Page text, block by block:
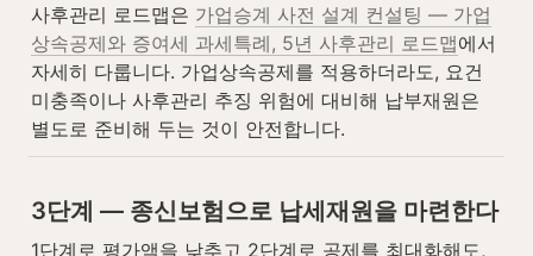
사후관리 로드맵은 가업승계 사전 설계 컨설팅 — 가업
상속공제와 증여세 과세특례, 5년 사후관리 로드맵에서
자세히 다룹니다. 가업상속공제를 적용하더라도, 요건
미충족이나 사후관리 추징 위험에 대비해 납부재원은
별도로 준비해 두는 것이 안전합니다.
3단계 — 종신보험으로 납세재원을 마련한다
1단계로 평가액을 낮추고 2단계로 공제를 최대화해도,